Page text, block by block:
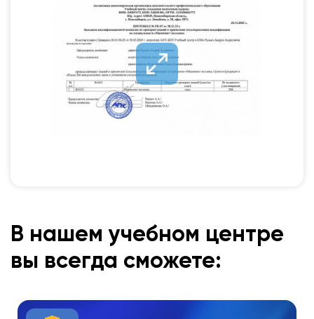
В нашем учебном центре
вы всегда сможете: